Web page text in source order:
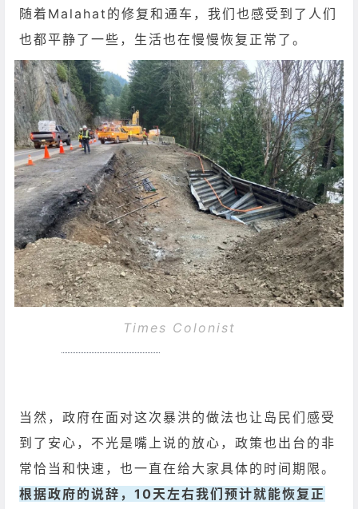
随着Malahat的修复和通车，我们也感受到了人们
也都平静了一些，生活也在慢慢恢复正常了。
Times Colonist
当然，政府在面对这次暴洪的做法也让岛民们感受
到了安心，不光是嘴上说的放心，政策也出台的非
常恰当和快速，也一直在给大家具体的时间期限。
根据政府的说辞，10天左右我们预计就能恢复正